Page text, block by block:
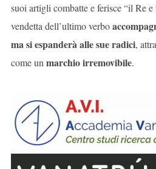
suoi artigli combatte e ferisce “il Re
vendetta dell’ultimo verbo
ma si espanderà alle sue radici,
come un marchio irremovibile.